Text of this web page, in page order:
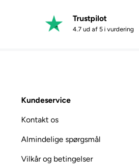
Trustpilot
4.7 ud af 5 i vurdering
Kundeservice
Kontakt os
Almindelige spørgsmål
Vilkår og betingelser